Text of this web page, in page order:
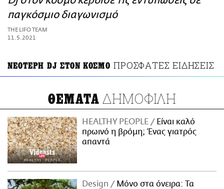
ΑΜΠΑ
PRINT
παγκόσμιο διαγωνισμό
THE LIFO TEAM
11.5.2021
ΝΕΟΤΕΡΗ DJ ΣΤΟΝ ΚΟΣΜΟ ΠΡΟΣΦΑΤΕΣ ΕΙΔΗΣΕΙΣ
ΘΕΜΑΤΑ ΔΗΜΟΦΙΛΗ
HEALTHY PEOPLE
Είναι καλό
πρωινό η βρόμη; Ένας γιατρός
απαντά
Design
Μόνο στα όνειρα: Τα